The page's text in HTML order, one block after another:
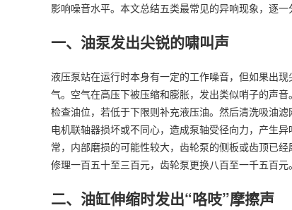
影响噪音水平。本文总结五类最常见的异响现象，逐
一、油泵发出尖锐的啸叫声
液压泵站在运行时本身有一定的工作噪音，但如果出
气。空气在高压下被压缩和膨胀，发出类似哨子的声
检查油位，若低于下限则补充液压油。然后清洗吸油
电机联轴器损坏或不同心，造成泵轴受径向力，产生
常，内部磨损的可能性较大，齿轮泵的侧板或齿顶已
修理一百五十至三百元，齿轮泵更换八百至一千五百元。
二、油缸伸缩时发出“咯吱”摩擦声